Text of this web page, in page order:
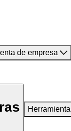
de empresa